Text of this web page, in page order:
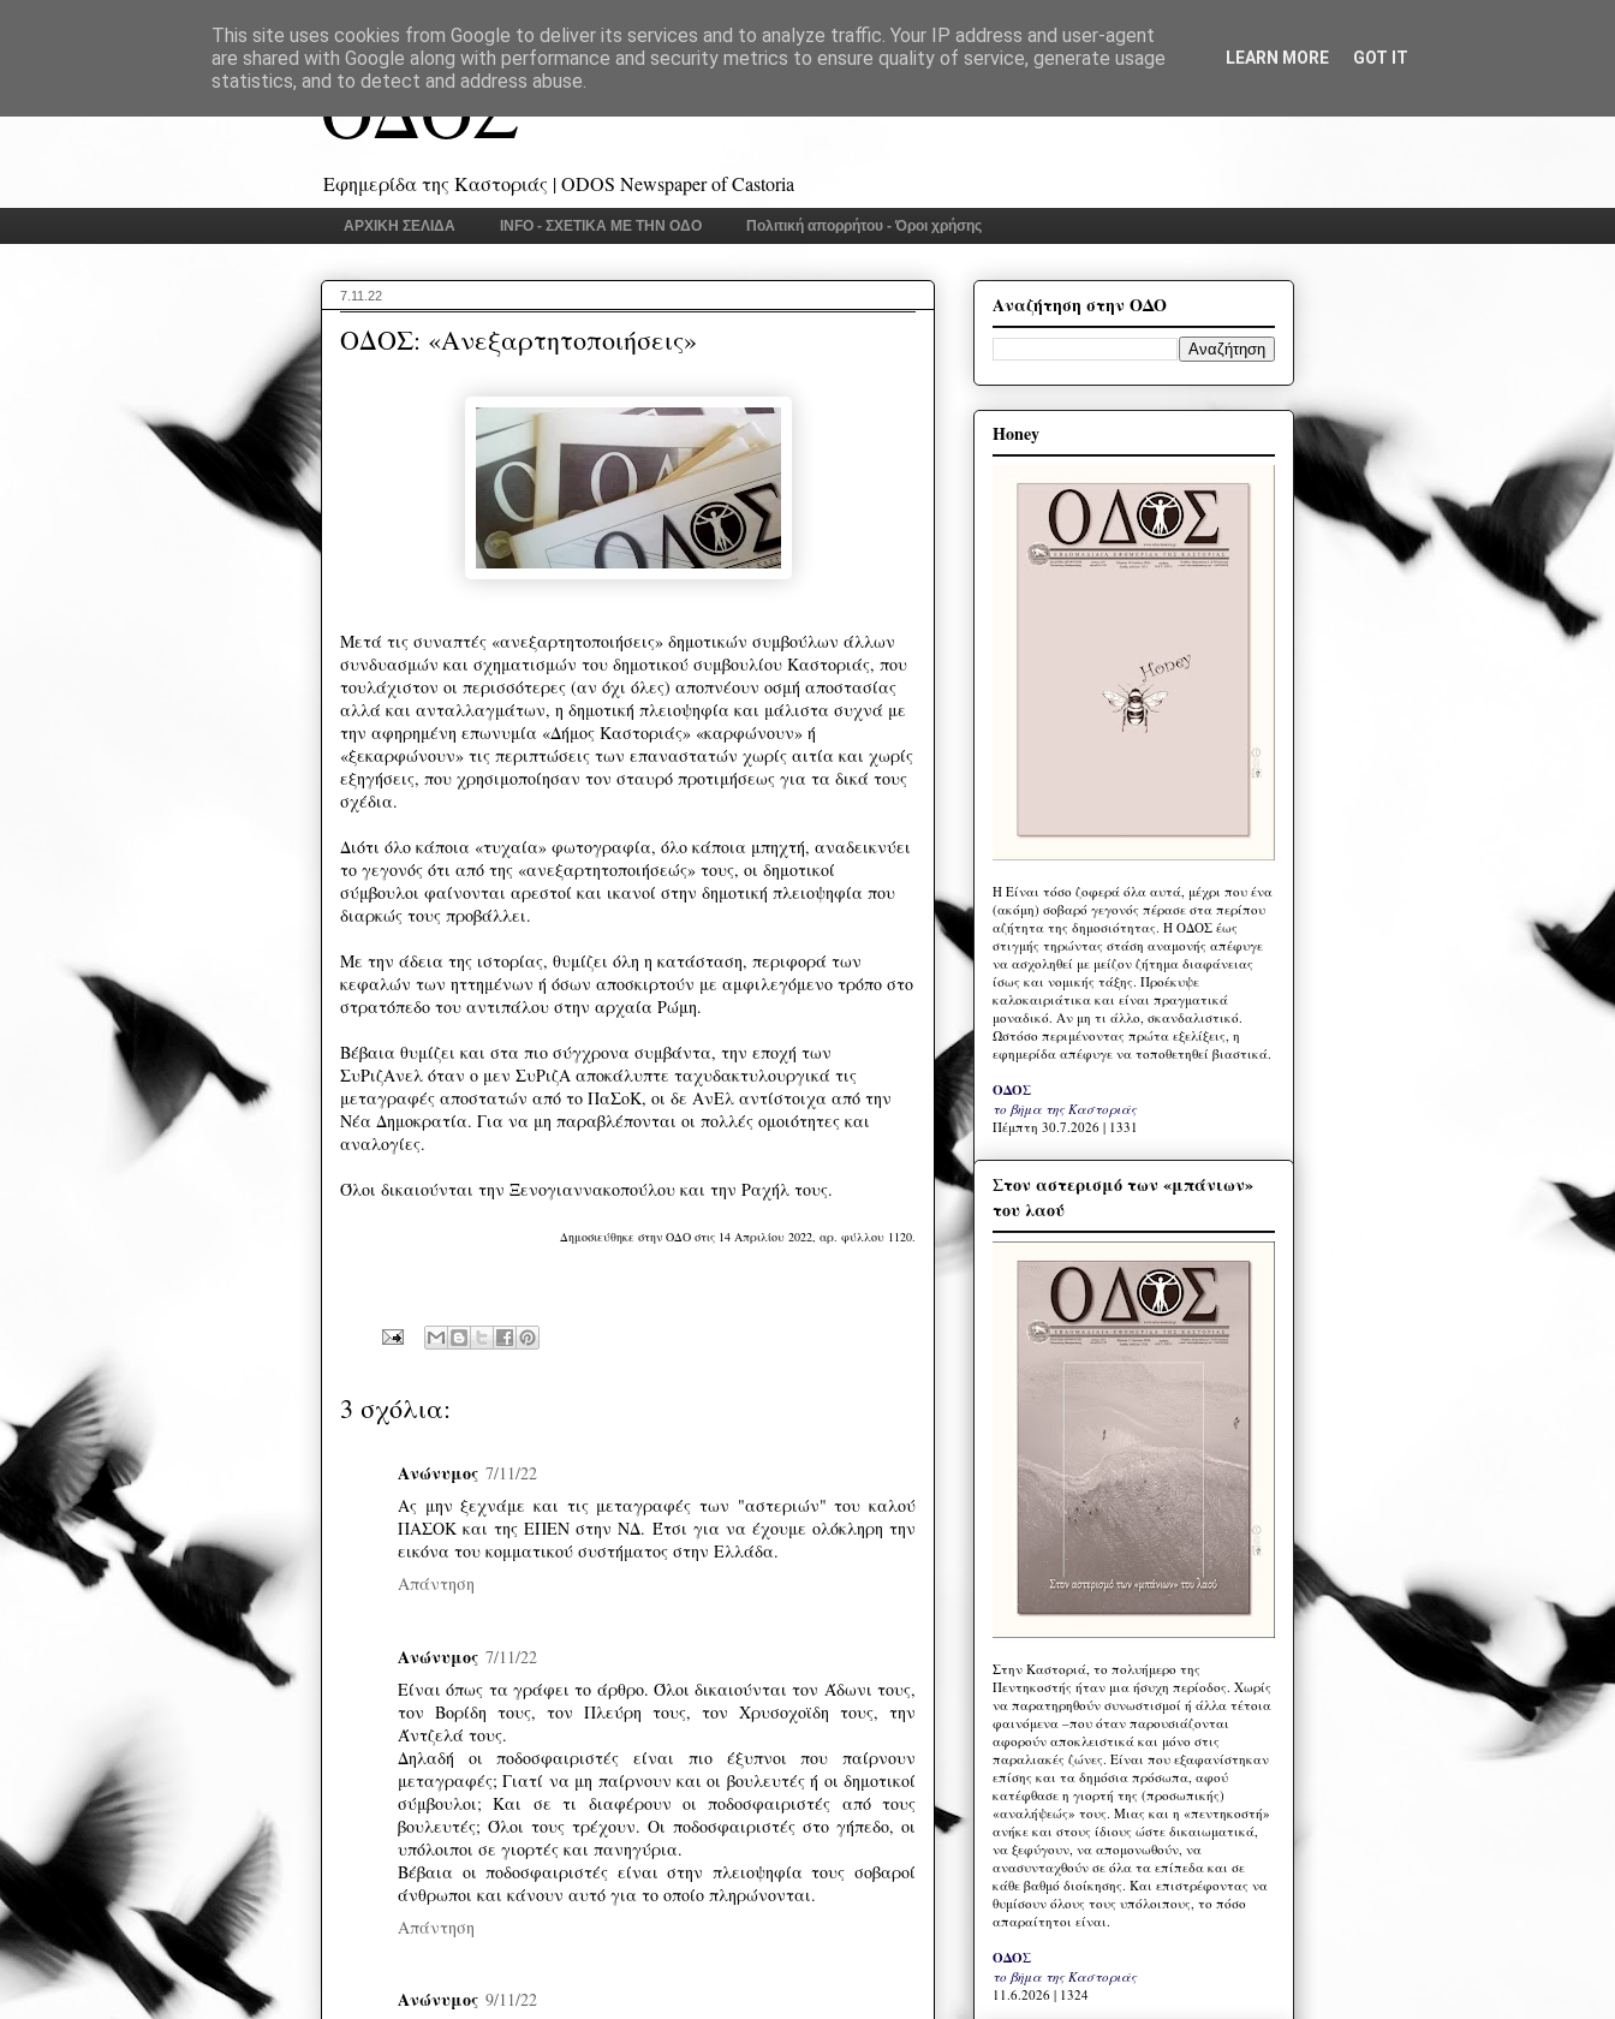
ΟΔΟΣ
Εφημερίδα της Καστοριάς | ODOS Newspaper of Castoria
ΑΡΧΙΚΗ ΣΕΛΙΔΑ INFO - ΣΧΕΤΙΚΑ ΜΕ ΤΗΝ ΟΔΟ Πολιτική απορρήτου - Όροι χρήσης
7.11.22
ΟΔΟΣ: «Ανεξαρτητοποιήσεις»
Μετά τις συναπτές «ανεξαρτητοποιήσεις» δημοτικών συμβούλων άλλων
συνδυασμών και σχηματισμών του δημοτικού συμβουλίου Καστοριάς, που
τουλάχιστον οι περισσότερες (αν όχι όλες) αποπνέουν οσμή αποστασίας
αλλά και ανταλλαγμάτων, η δημοτική πλειοψηφία και μάλιστα συχνά με
την αφηρημένη επωνυμία «Δήμος Καστοριάς» «καρφώνουν» ή
«ξεκαρφώνουν» τις περιπτώσεις των επαναστατών χωρίς αιτία και χωρίς
εξηγήσεις, που χρησιμοποίησαν τον σταυρό προτιμήσεως για τα δικά τους
σχέδια.
Διότι όλο κάποια «τυχαία» φωτογραφία, όλο κάποια μπηχτή, αναδεικνύει
το γεγονός ότι από της «ανεξαρτητοποιήσεώς» τους, οι δημοτικοί
σύμβουλοι φαίνονται αρεστοί και ικανοί στην δημοτική πλειοψηφία που
διαρκώς τους προβάλλει.
Με την άδεια της ιστορίας, θυμίζει όλη η κατάσταση, περιφορά των
κεφαλών των ηττημένων ή όσων αποσκιρτούν με αμφιλεγόμενο τρόπο στο
στρατόπεδο του αντιπάλου στην αρχαία Ρώμη.
Βέβαια θυμίζει και στα πιο σύγχρονα συμβάντα, την εποχή των
ΣυΡιζΑνελ όταν ο μεν ΣυΡιζΑ αποκάλυπτε ταχυδακτυλουργικά τις
μεταγραφές αποστατών από το ΠαΣοΚ, οι δε ΑνΕλ αντίστοιχα από την
Νέα Δημοκρατία. Για να μη παραβλέπονται οι πολλές ομοιότητες και
αναλογίες.
Όλοι δικαιούνται την Ξενογιαννακοπούλου και την Ραχήλ τους.
Δημοσιεύθηκε στην ΟΔΟ στις 14 Απριλίου 2022, αρ. φύλλου 1120.
3 σχόλια:
Ανώνυμος 7/11/22
Ας μην ξεχνάμε και τις μεταγραφές των "αστεριών" του καλού
ΠΑΣΟΚ και της ΕΠΕΝ στην ΝΔ. Έτσι για να έχουμε ολόκληρη την
εικόνα του κομματικού συστήματος στην Ελλάδα.
Απάντηση
Ανώνυμος 7/11/22
Είναι όπως τα γράφει το άρθρο. Όλοι δικαιούνται τον Άδωνι τους,
τον Βορίδη τους, τον Πλεύρη τους, τον Χρυσοχοϊδη τους, την
Άντζελά τους.
Δηλαδή οι ποδοσφαιριστές είναι πιο έξυπνοι που παίρνουν
μεταγραφές; Γιατί να μη παίρνουν και οι βουλευτές ή οι δημοτικοί
σύμβουλοι; Και σε τι διαφέρουν οι ποδοσφαιριστές από τους
βουλευτές; Όλοι τους τρέχουν. Οι ποδοσφαιριστές στο γήπεδο, οι
υπόλοιποι σε γιορτές και πανηγύρια.
Βέβαια οι ποδοσφαιριστές είναι στην πλειοψηφία τους σοβαροί
άνθρωποι και κάνουν αυτό για το οποίο πληρώνονται.
Απάντηση
Ανώνυμος 9/11/22
Αναζήτηση στην ΟΔΟ
Honey
Η Eίναι τόσο ζοφερά όλα αυτά, μέχρι που ένα
(ακόμη) σοβαρό γεγονός πέρασε στα περίπου
αζήτητα της δημοσιότητας. Η ΟΔΟΣ έως
στιγμής τηρώντας στάση αναμονής απέφυγε
να ασχοληθεί με μείζον ζήτημα διαφάνειας
ίσως και νομικής τάξης. Προέκυψε
καλοκαιριάτικα και είναι πραγματικά
μοναδικό. Αν μη τι άλλο, σκανδαλιστικό.
Ωστόσο περιμένοντας πρώτα εξελίξεις, η
εφημερίδα απέφυγε να τοποθετηθεί βιαστικά.
ΟΔΟΣ
το βήμα της Καστοριάς
Πέμπτη 30.7.2026 | 1331
Στον αστερισμό των «μπάνιων»
του λαού
Στην Καστοριά, το πολυήμερο της
Πεντηκοστής ήταν μια ήσυχη περίοδος. Χωρίς
να παρατηρηθούν συνωστισμοί ή άλλα τέτοια
φαινόμενα –που όταν παρουσιάζονται
αφορούν αποκλειστικά και μόνο στις
παραλιακές ζώνες. Είναι που εξαφανίστηκαν
επίσης και τα δημόσια πρόσωπα, αφού
κατέφθασε η γιορτή της (προσωπικής)
«αναλήψεώς» τους. Μιας και η «πεντηκοστή»
ανήκε και στους ίδιους ώστε δικαιωματικά,
να ξεφύγουν, να απομονωθούν, να
ανασυνταχθούν σε όλα τα επίπεδα και σε
κάθε βαθμό διοίκησης. Και επιστρέφοντας να
θυμίσουν όλους τους υπόλοιπους, το πόσο
απαραίτητοι είναι.
ΟΔΟΣ
το βήμα της Καστοριάς
11.6.2026 | 1324
This site uses cookies from Google to deliver its services and to analyze traffic. Your IP address and user-agent
are shared with Google along with performance and security metrics to ensure quality of service, generate usage
statistics, and to detect and address abuse.
LEARN MORE GOT IT